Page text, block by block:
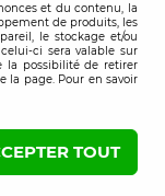
BESOIN D'AIDE
et du contenu, la
de produits, les
le stockage et/ou
ci sera valable sur
la possibilité de retirer
page. Pour en savoir
TOUT